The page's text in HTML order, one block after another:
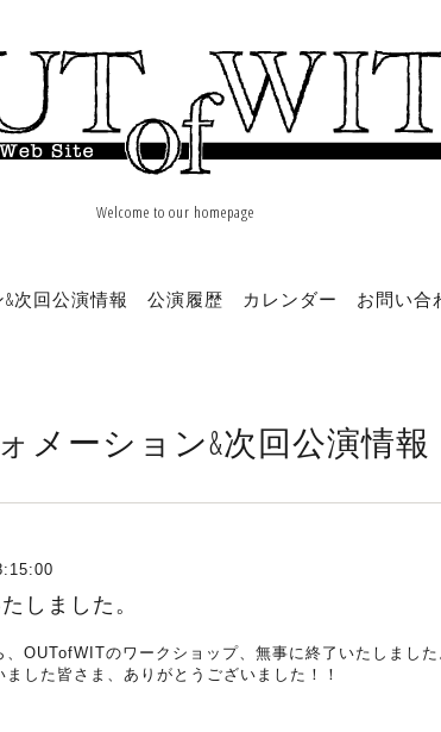
Welcome to our homepage
次回公演情報 公演履歴 カレンダー お問い合
メーション&次回公演情報
しました。
、OUTofWITのワークショップ、無事に終了いたしまし
ました皆さま、ありがとうございました！！